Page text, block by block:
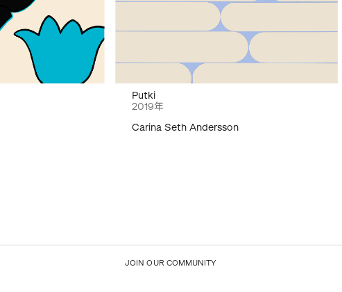
Putki
2019年
Carina Seth Andersson
JOIN OUR COMMUNITY